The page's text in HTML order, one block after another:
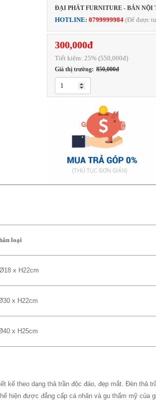
ĐẠI PHÁT FURNITURE - BÁN NỘI
HOTLINE:0799999984 (Để được
300,000đ
Tiết kiệm: 25% (550,000đ)
Giá thị trường: 850,000đ
loại
x H22cm
x H22cm
x H25cm
kế theo dạng thả trần độc đáo, đẹp mắt. Đèn thả
hiện được đẳng cấp cá nhân và gu thẩm mỹ của